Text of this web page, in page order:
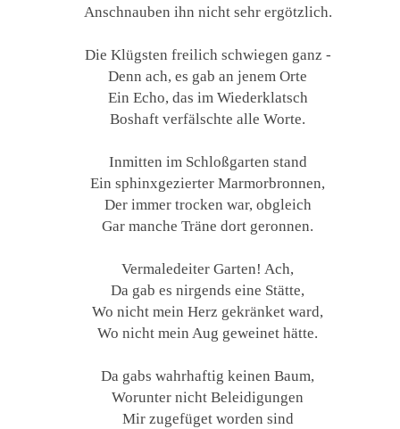
Anschnauben ihn nicht sehr ergötzlich.
Die Klügsten freilich schwiegen ganz -
Denn ach, es gab an jenem Orte
Ein Echo, das im Wiederklatsch
Boshaft verfälschte alle Worte.
Inmitten im Schloßgarten stand
Ein sphinxgezierter Marmorbronnen,
Der immer trocken war, obgleich
Gar manche Träne dort geronnen.
Vermaledeiter Garten! Ach,
Da gab es nirgends eine Stätte,
Wo nicht mein Herz gekränket ward,
Wo nicht mein Aug geweinet hätte.
Da gabs wahrhaftig keinen Baum,
Worunter nicht Beleidigungen
Mir zugefüget worden sind